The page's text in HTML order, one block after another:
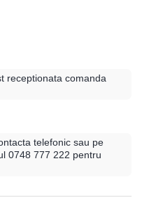
receptionata comanda
telefonic sau pe
0748 777 222 pentru